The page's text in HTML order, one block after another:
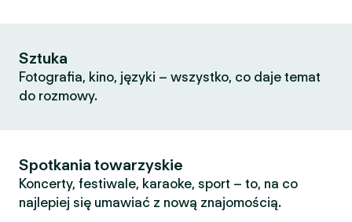
Sztuka
Fotografia, kino, języki – wszystko, co daje temat
do rozmowy.
Spotkania towarzyskie
Koncerty, festiwale, karaoke, sport – to, na co
najlepiej się umawiać z nową znajomością.